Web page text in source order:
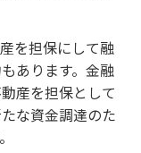
を担保にして融
あります。金融
産を担保として
な資金調達のた